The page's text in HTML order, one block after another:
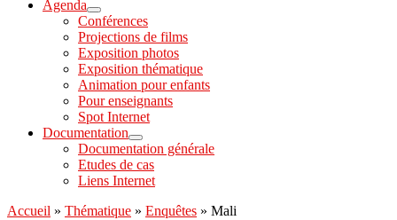
Agenda
Conférences
Projections de films
Exposition photos
Exposition thématique
Animation pour enfants
Pour enseignants
Spot Internet
Documentation
Documentation générale
Etudes de cas
Liens Internet
Accueil » Thématique » Enquêtes » Mali